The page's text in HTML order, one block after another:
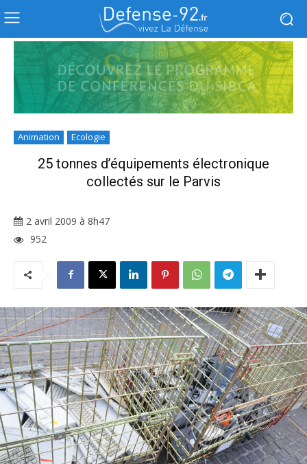
Animation Ecologie
25 tonnes d’équipements électronique
collectés sur le Parvis
2 avril 2009 à 8h47
952